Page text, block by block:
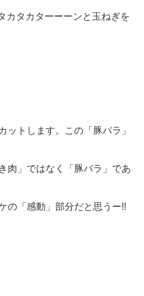
カタカターーーンと玉ねぎを
ットします。この「豚バラ」
肉」ではなく「豚バラ」であ
の「感動」部分だと思うー!!